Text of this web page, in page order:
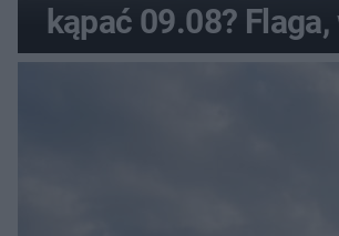
kąpać 09.08?
pogodowe